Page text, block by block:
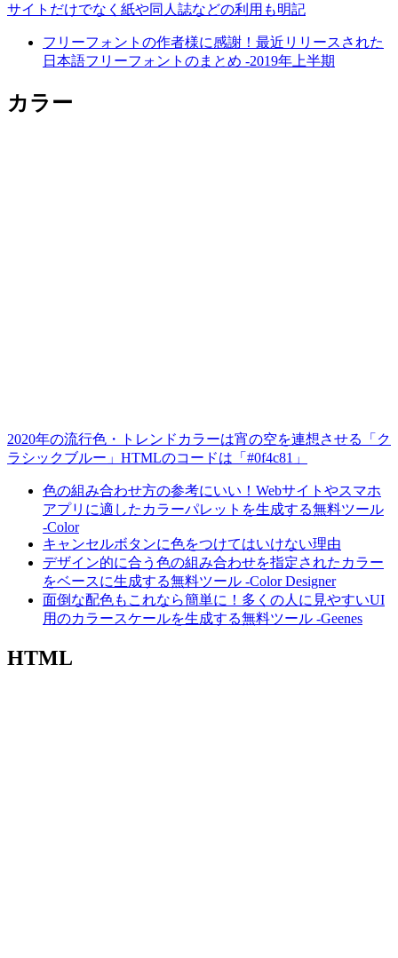
サイトだけでなく紙や同人誌などの利用も明記
フリーフォントの作者様に感謝！最近リリースされた
日本語フリーフォントのまとめ -2019年上半期
カラー
2020年の流行色・トレンドカラーは宵の空を連想させる「ク
ラシックブルー」HTMLのコードは「#0f4c81」
色の組み合わせ方の参考にいい！Webサイトやスマホ
アプリに適したカラーパレットを生成する無料ツール
-Color
キャンセルボタンに色をつけてはいけない理由
デザイン的に合う色の組み合わせを指定されたカラー
をベースに生成する無料ツール -Color Designer
面倒な配色もこれなら簡単に！多くの人に見やすいUI
用のカラースケールを生成する無料ツール -Geenes
HTML